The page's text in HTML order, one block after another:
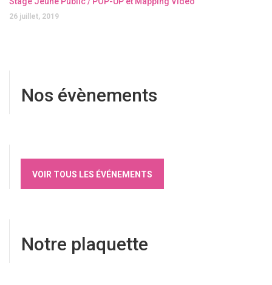
26 juillet, 2019
Nos évènements
VOIR TOUS LES ÉVÉNEMENTS
Notre plaquette